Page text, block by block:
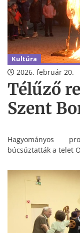
Kultúra
2026. február 20.
Télűző
Szent
Hagyományos
búcsúztatták a telet